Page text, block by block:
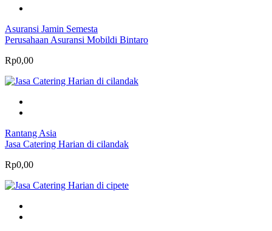
Asuransi Jamin Semesta
Perusahaan Asuransi Mobildi Bintaro
Rp0,00
Rantang Asia
Jasa Catering Harian di cilandak
Rp0,00